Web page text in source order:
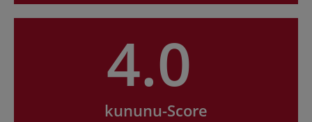
4.0
kununu-Score